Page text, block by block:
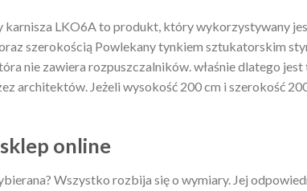
LKO6A to produkt, który wykorzystywany
szerokością Powlekany tynkiem sztukatorskim
nie zawiera rozpuszczalników. właśnie dlatego
architektów. Jeżeli wysokość 200 cm i szerokość
online
Wszystko rozbija się o wymiary. Jej